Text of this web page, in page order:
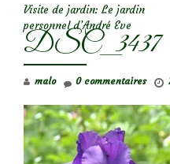
Visite de jardin: Le jardin
personnel d’André Eve
DSC_3437
malo 0 commentaires